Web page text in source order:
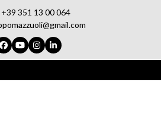
+39 351 13 00 064
Facebook
YouTubeInstagram
LinkedIn